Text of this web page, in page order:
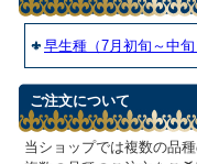
早生種（7月初旬～中旬
ご注文について
当ショップでは複数の品